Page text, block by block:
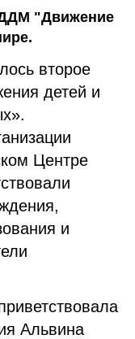
"Движение
второе
детей и
Центре
и
Альвина